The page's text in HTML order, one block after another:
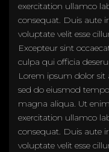
exercitation ullamco
consequat. Duis aute
voluptate velit esse
Excepteur sint
culpa qui officia
Lorem ipsum dolor sit
sed do eiusmod
magna aliqua. Ut
exercitation ullamco
consequat. Duis aute
voluptate velit esse